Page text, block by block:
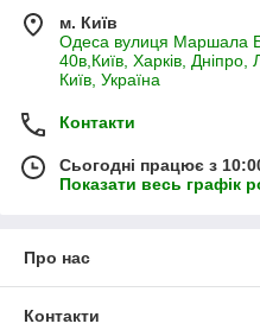
м. Київ
Одеса вулиця Маршала
40в,Київ, Харків, Дніпро,
Київ, Україна
Контакти
Сьогодні працює з
Показати весь графік
Про нас
Контакти